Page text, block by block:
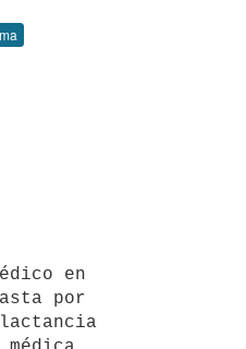
por